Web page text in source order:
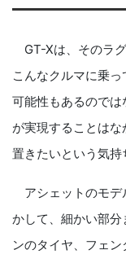
GT-Xは、そのラ
こんなクルマに乗
可能性もあるので
が実現することは
置きたいという気持
アシェットのモデ
かして、細かい部
ンのタイヤ、フェ